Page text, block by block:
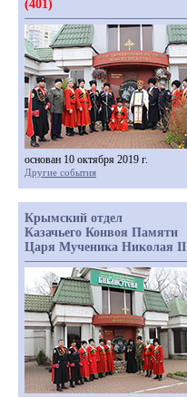
(401)
основан 10 октября 2019 г.
Другие события
Крымский отдел
Казачьего Конвоя Памяти
Царя Мученика Николая II